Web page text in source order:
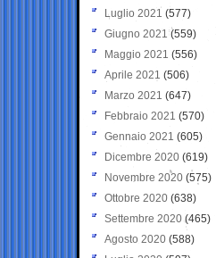
Luglio 2021 (577)
Giugno 2021(559)
Maggio 2021 (556)
Aprile 2021 (506)
Marzo 2021 (647)
Febbraio 2021 (570)
Gennaio 2021 (605)
Dicembre 2020 (619)
Novembre 2020 (575)
Ottobre 2020 (638)
Settembre 2020(465)
Agosto 2020 (588)